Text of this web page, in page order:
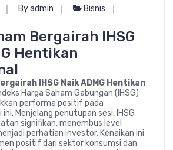
By admin
Bisnis
Bergairah IHSG
Hentikan
IHSG Naik ADMG Hentikan
Harga Saham Gabungan (IHSG)
performa positif pada
Menjelang penutupan sesi, IHSG
signifikan, menembus level
perhatian investor. Kenaikan ini
positif dari sektor konsumsi dan